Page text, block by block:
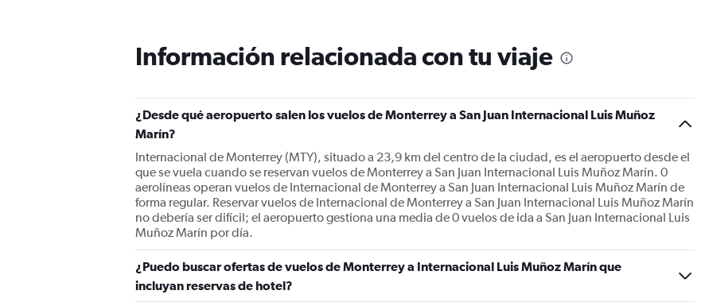
chart
has
Y
axis
Range:
0
to
1800.
Información relacionada con tu viaje
¿Desde qué aeropuerto salen los vuelos de Monterrey a San Juan Internacional Luis Muñoz
Marín?
Internacional de Monterrey (MTY), situado a 23,9 km del centro de la ciudad, es el aeropuerto desde el
que se vuela cuando se reservan vuelos de Monterrey a San Juan Internacional Luis Muñoz Marín. 0
aerolíneas operan vuelos de Internacional de Monterrey a San Juan Internacional Luis Muñoz Marín de
forma regular. Reservar vuelos de Internacional de Monterrey a San Juan Internacional Luis Muñoz Marín
no debería ser difícil; el aeropuerto gestiona una media de 0 vuelos de ida a San Juan Internacional Luis
Muñoz Marín por día.
¿Puedo buscar ofertas de vuelos de Monterrey a Internacional Luis Muñoz Marín que
incluyan reservas de hotel?